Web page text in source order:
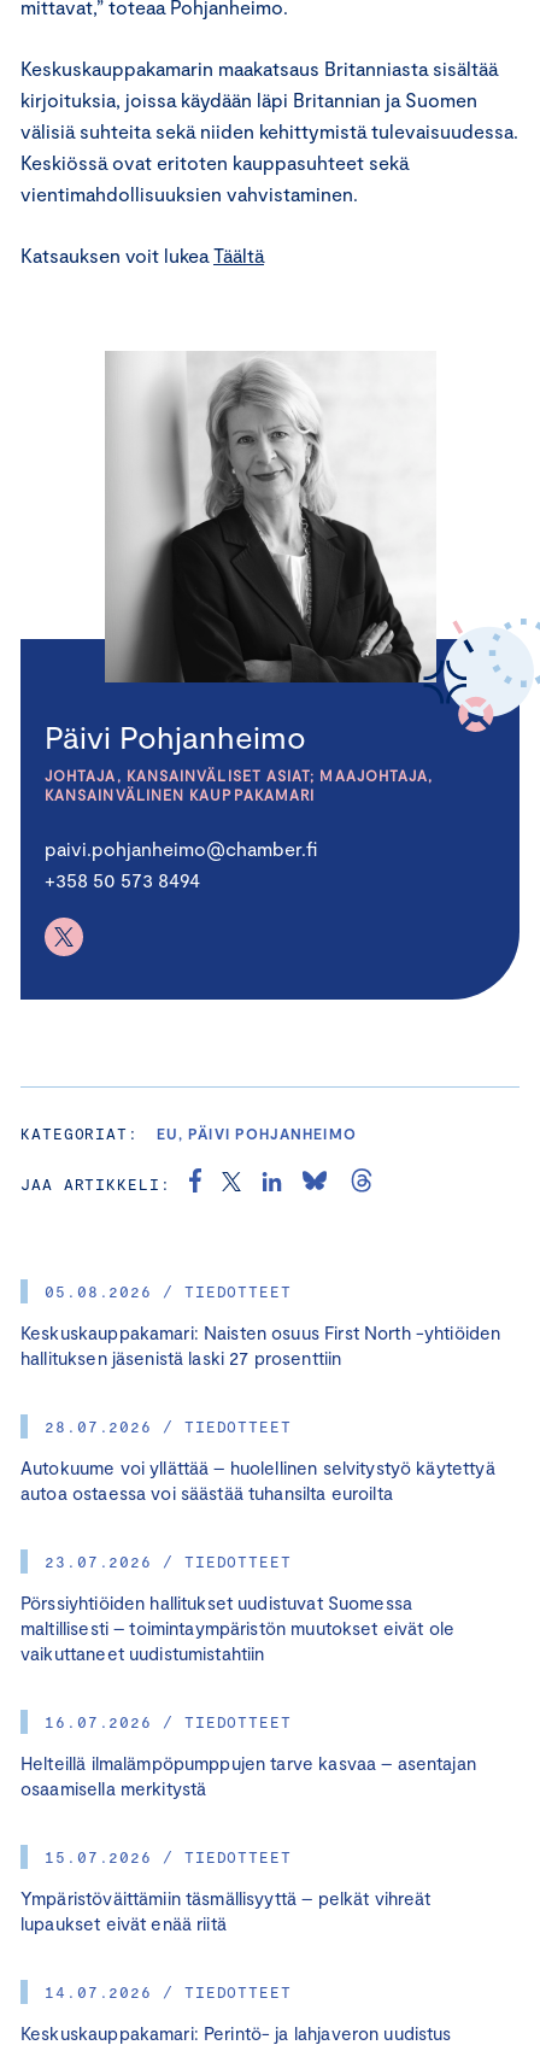
05.08.2026 / TIEDOTTEET
Keskuskauppakamari: Naisten osuus First North -yhtiöiden
hallituksen jäsenistä laski 27 prosenttiin
28.07.2026 / TIEDOTTEET
Autokuume voi yllättää – huolellinen selvitystyö käytettyä
autoa ostaessa voi säästää tuhansilta euroilta
23.07.2026 / TIEDOTTEET
Pörssiyhtiöiden hallitukset uudistuvat Suomessa
maltillisesti – toimintaympäristön muutokset eivät ole
vaikuttaneet uudistumistahtiin
16.07.2026 / TIEDOTTEET
Helteillä ilmalämpöpumppujen tarve kasvaa – asentajan
osaamisella merkitystä
15.07.2026 / TIEDOTTEET
Ympäristöväittämiin täsmällisyyttä – pelkät vihreät
lupaukset eivät enää riitä
14.07.2026 / TIEDOTTEET
Keskuskauppakamari: Perintö- ja lahjaveron uudistus
mittavat,” toteaa Pohjanheimo.
Keskuskauppakamarin maakatsaus Britanniasta sisältää
kirjoituksia, joissa käydään läpi Britannian ja Suomen
välisiä suhteita sekä niiden kehittymistä tulevaisuudessa.
Keskiössä ovat eritoten kauppasuhteet sekä
vientimahdollisuuksien vahvistaminen.
Katsauksen voit lukea Täältä
Päivi Pohjanheimo
JOHTAJA, KANSAINVÄLISET ASIAT; MAAJOHTAJA,
KANSAINVÄLINEN KAUPPAKAMARI
paivi.pohjanheimo@chamber.fi
+358 50 573 8494
KATEGORIAT: EU, PÄIVI POHJANHEIMO
JAA ARTIKKELI: